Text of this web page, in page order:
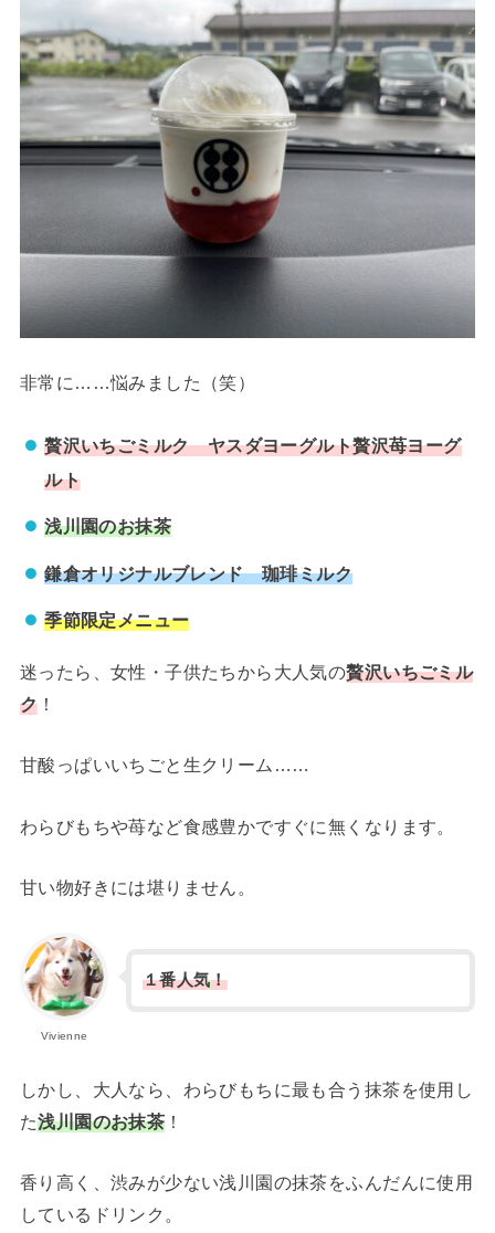
非常に……悩みました（笑）
贅沢いちごミルク ヤスダヨーグルト贅沢苺ヨーグ
ルト
浅川園のお抹茶
鎌倉オリジナルブレンド 珈琲ミルク
季節限定メニュー
迷ったら、女性・子供たちから大人気の贅沢いちごミル
ク ！
甘酸っぱいいちごと生クリーム……
わらびもちや苺など食感豊かですぐに無くなります。
甘い物好きには堪りません。
Vivienne
１番人気！
しかし、大人なら、わらびもちに最も合う抹茶を使用し
た浅川園のお抹茶 ！
香り高く、渋みが少ない浅川園の抹茶をふんだんに使用
しているドリンク。